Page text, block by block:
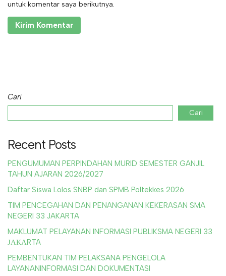
untuk komentar saya berikutnya.
Cari
Cari
Recent Posts
PENGUMUMAN PERPINDAHAN MURID SEMESTER GANJIL
TAHUN AJARAN 2026/2027
Daftar Siswa Lolos SNBP dan SPMB Poltekkes 2026
TIM PENCEGAHAN DAN PENANGANAN KEKERASAN SMA
NEGERI 33 JAKARTA
MAKLUMAT PELAYANAN INFORMASI PUBLIKSMA NEGERI 33
ЈАКАRTA
PEMBENTUKAN TIM PELAKSANA PENGELOLA
LAYANANINFORMASI DAN DOKUMENTASI